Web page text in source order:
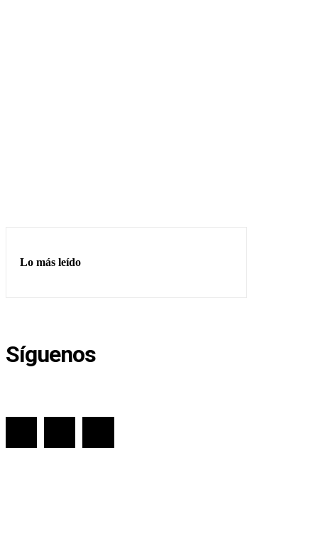
Lo más leído
Síguenos